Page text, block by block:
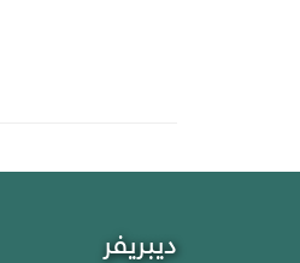
ديبريفر